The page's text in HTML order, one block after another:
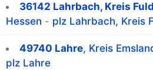
36142 Lahrbach, Kreis
Hessen - plz Lahrbach, Kreis
49740 Lahre, Kreis
plz Lahre